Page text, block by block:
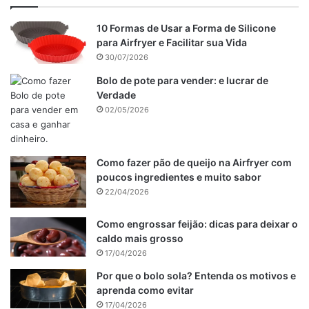
Em um refratário grande, coloque uma camada de arroz
cubra com metade da carne, regue com 1/3 do molho de
tomate e polvilhe com 1 xícara (chá) da mussarela.
Repita a operação e cubra com o arroz restante.
Espalhe o molho restante e polvilhe com a mussarela
restante e com o parmesão. Leve ao forno alto,
preaquecido, por 10 minutos ou até gratinar. Sirva em
seguida. Aproveite
10 Formas de Usar a Forma de Silicone
para Airfryer e Facilitar sua Vida
30/07/2026
Bolo de pote para vender: e lucrar de
Verdade
02/05/2026
Como fazer pão de queijo na Airfryer com
poucos ingredientes e muito sabor
22/04/2026
Como engrossar feijão: dicas para deixar o
caldo mais grosso
17/04/2026
Por que o bolo sola? Entenda os motivos e
aprenda como evitar
17/04/2026